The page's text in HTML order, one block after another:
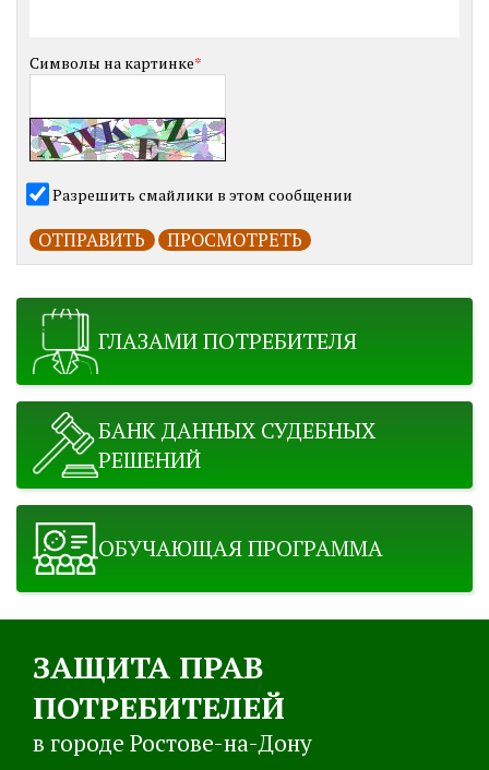
Символы на картинке*
Разрешить смайлики в этом сообщении
ГЛАЗАМИ ПОТРЕБИТЕЛЯ
БАНК ДАННЫХ СУДЕБНЫХ
РЕШЕНИЙ
ОБУЧАЮЩАЯ ПРОГРАММА
ЗАЩИТА ПРАВ
ПОТРЕБИТЕЛЕЙ
в городе Ростове-на-Дону